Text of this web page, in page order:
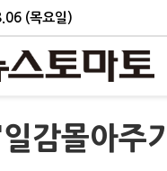
(목요일)
감몰아주